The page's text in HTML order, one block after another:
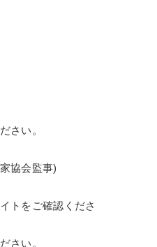
さい。
協会監事)
トをご確認くださ
さい。